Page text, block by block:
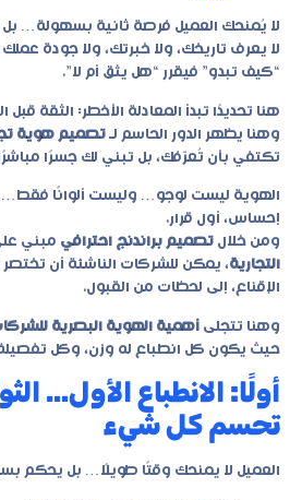
لا يُمنحك العميل فرصة ثانية بسهولة… بل
لا يعرف تاريخك، ولا خبرتك، ولا جودة
“كيف تبدو” فيقرر “هل يثق أم لا”.
هنا تحديدًا تبدأ المعادلة الأخطر: الثقة قبل
وهنا يظهر الدور الحاسم لـ تصميم هوية
تكتفي بأن تُعرّفك، بل تبني لك جسرًا
الهوية ليست لوجو… وليست ألوانًا فقط…
إحساس، أول قرار.
ومن خلال تصميم براندنج احترافي مبني
التجارية، يمكن للشركات الناشئة أن
الإقناع، إلى لحظات من القبول.
وهنا تتجلى أهمية الهوية البصرية
حيث يكون كل انطباع له وزن، وكل تفصيلة
أولًا: الانطباع الأول…
تحسم كل شيء
العميل لا يمنحك وقتًا طويلًا… بل يحكم